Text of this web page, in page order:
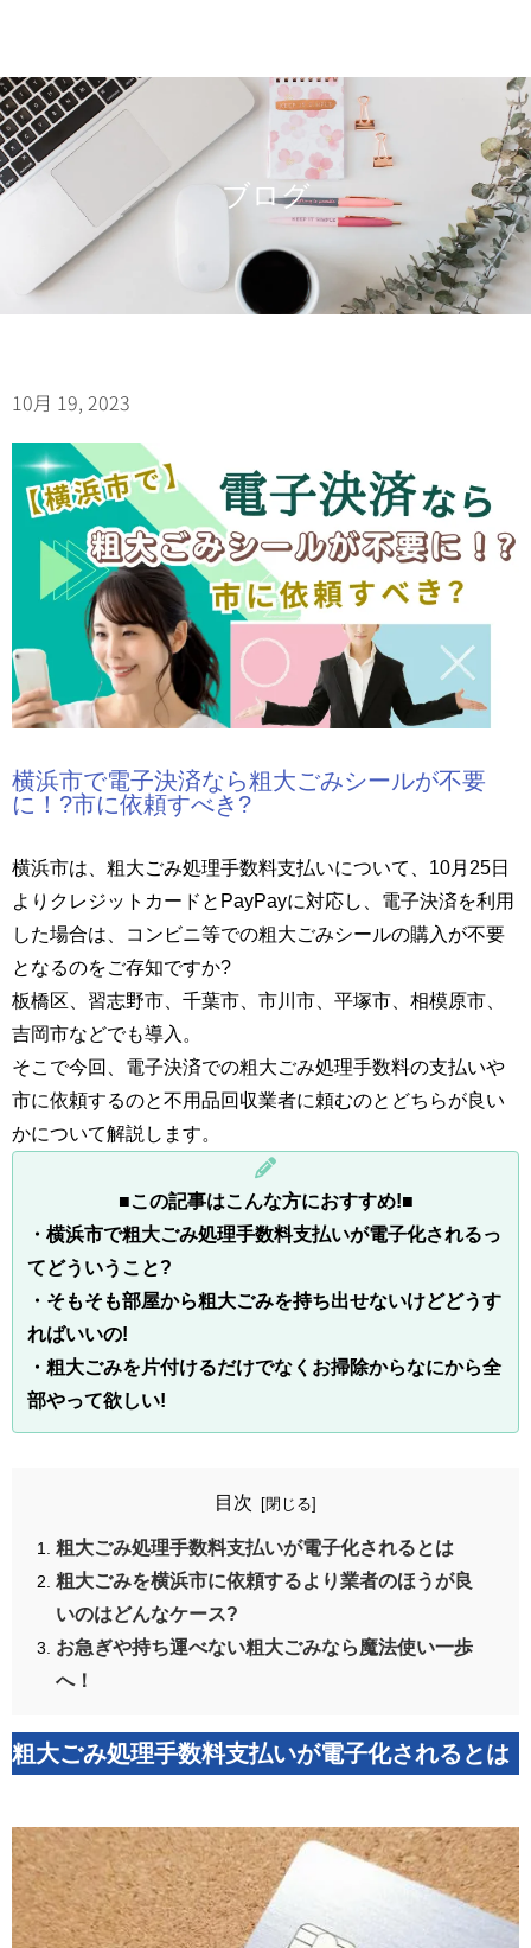
ブログ
10月 19, 2023
横浜市で電子決済なら粗大ごみシールが不要
に！?市に依頼すべき?
横浜市は、粗大ごみ処理手数料支払いについて、10月25日
よりクレジットカードとPayPayに対応し、電子決済を利用
した場合は、コンビニ等での粗大ごみシールの購入が不要
となるのをご存知ですか?
板橋区、習志野市、千葉市、市川市、平塚市、相模原市、
吉岡市などでも導入。
そこで今回、電子決済での粗大ごみ処理手数料の支払いや
市に依頼するのと不用品回収業者に頼むのとどちらが良い
かについて解説します。
■この記事はこんな方におすすめ!■
・ 横浜市で粗大ごみ処理手数料支払いが電子化されるっ
てどういうこと?
・そもそも部屋から粗大ごみを持ち出せないけどどうす
ればいいの!
・粗大ごみを片付けるだけでなくお掃除からなにから全
部やって欲しい!
目次
粗大ごみ処理手数料支払いが電子化されるとは
粗大ごみを横浜市に依頼するより業者のほうが良
いのはどんなケース?
お急ぎや持ち運べない粗大ごみなら魔法使い一歩
へ！
粗大ごみ処理手数料支払いが電子化されるとは